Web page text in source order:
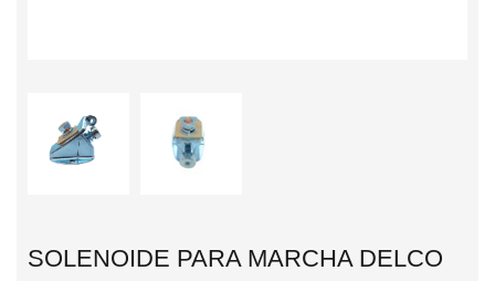
SOLENOIDE PARA MARCHA DELCO